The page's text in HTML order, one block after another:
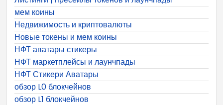
мем коины
Недвижимость и криптовалюты
Новые токены и мем коины
НФТ аватары стикеры
НФТ маркетплейсы и лаунчпады
НФТ Стикери Аватары
обзор L0 блокчейнов
обзор L1 блокчейнов